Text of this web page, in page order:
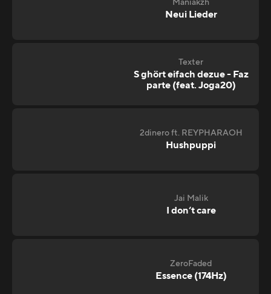
Maniakzh
Neui Lieder
Texter
S ghört eifach dezue - Faz
parte (feat. Joga20)
2dinero ft. REYPHARAOH
Hushpuppi
Jai Malik
I don‘t care
ZeroFaded
Essence (174Hz)